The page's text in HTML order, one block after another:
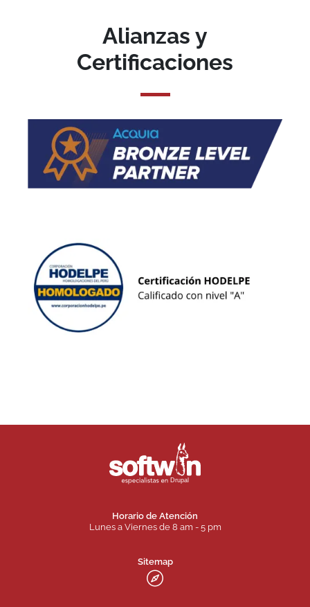
Alianzas y
Certificaciones
Horario de Atención
Lunes a Viernes de 8 am - 5 pm
Sitemap